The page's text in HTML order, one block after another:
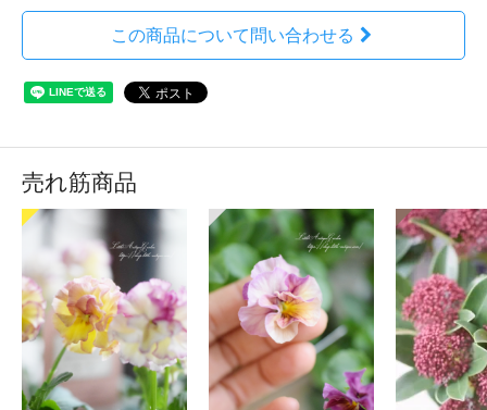
この商品について問い合わせる
売れ筋商品